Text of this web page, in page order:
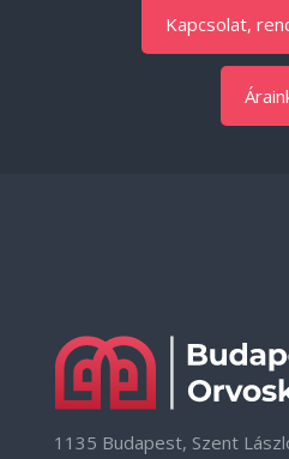
Kapcsolat,
1135 Budapest, Szent